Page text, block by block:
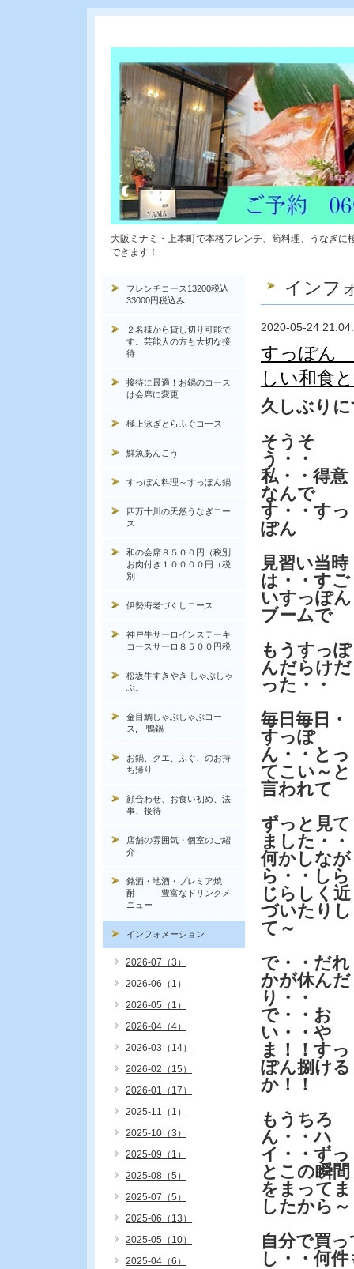
大阪ミナミ・上本町で本格フレンチ、筍料理、うなぎ
できます！
インフ
2020-05-24
すっぽん
しい和食
久しぶり
そうそ
う・・
私・・得意
なんで
す・・すっ
ぽん
見習い当時
は・・すご
いすっぽん
ブームで
もうすっぽ
んだらけだ
った・・
毎日毎日・
すっぽ
ん・・とっ
てこい～と
言われて
ずっと見て
ました・・
何かしなが
ら・・しら
じらしく近
づいたりし
て～
で・・だれ
かが休んだ
り・・
で・・お
い・・や
ま！！すっ
ぽん捌ける
か！！
もうちろ
ん・・ハ
イ・・ずっ
とこの瞬間
をまってま
したから～
自分で買
し・・何
フレンチコース13200税込
33000円税込み
２名様から貸し切り可能で
す。芸能人の方も大切な接
待
接待に最適！お鍋のコース
は会席に変更
極上泳ぎとらふぐコース
鮮魚あんこう
すっぽん料理～すっぽん鍋
四万十川の天然うなぎコー
ス
和の会席８５００円（税別
お肉付き１００００円（税
別
伊勢海老づくしコース
神戸牛サーロインステーキ
コースサーロ８５００円税
松坂牛すきやき しゃぶしゃ
ぶ。
金目鯛しゃぶしゃぶコー
ス, 鴨鍋
お鍋、クエ、ふぐ、のお持
ち帰り
顔合わせ、お食い初め、法
事、接待
店舗の雰囲気・個室のご紹
介
銘酒・地酒・プレミア焼
酎 豊富なドリンクメ
ニュー
インフォメーション
2026-07（3）
2026-06（1）
2026-05（1）
2026-04（4）
2026-03（14）
2026-02（15）
2026-01（17）
2025-11（1）
2025-10（3）
2025-09（1）
2025-08（5）
2025-07（5）
2025-06（13）
2025-05（10）
2025-04（6）